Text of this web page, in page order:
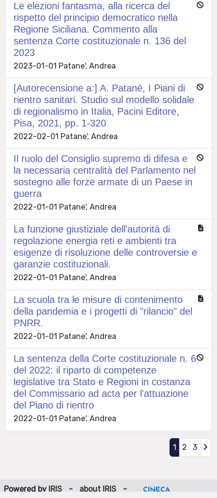
Le elezioni fantasma, alla ricerca del
rispetto del principio democratico nella
Regione Siciliana. Commento alla
sentenza Corte costituzionale n. 136 del
2023
2023-01-01 Patane', Andrea
[Autorecensione a:] A. Patanè, I Piani di
rientro sanitari. Studio sul modello solidale
di regionalismo in Italia, Pacini Editore,
Pisa, 2021, pp. 1-320
2022-02-01 Patane', Andrea
Il ruolo del Consiglio supremo di difesa e
la necessaria centralità del Parlamento nel
sostegno alle forze armate di un Paese in
guerra
2022-01-01 Patane', Andrea
La funzione giustiziale dell'autorità di
regolazione energia reti e ambienti tra
esigenze di risoluzione delle controversie e
garanzie costituzionali.
2022-01-01 Patane', Andrea
La scuola tra le misure di contenimento
della pandemia e i progetti di "rilancio" del
PNRR.
2022-01-01 Patane', Andrea
La sentenza della Corte costituzionale n. 6
del 2022: il riparto di competenze
legislative tra Stato e Regioni in costanza
del Commissario ad acta per l'attuazione
del Piano di rientro
2022-01-01 Patane', Andrea
1 2 3
Powered by IRIS - about IRIS
-